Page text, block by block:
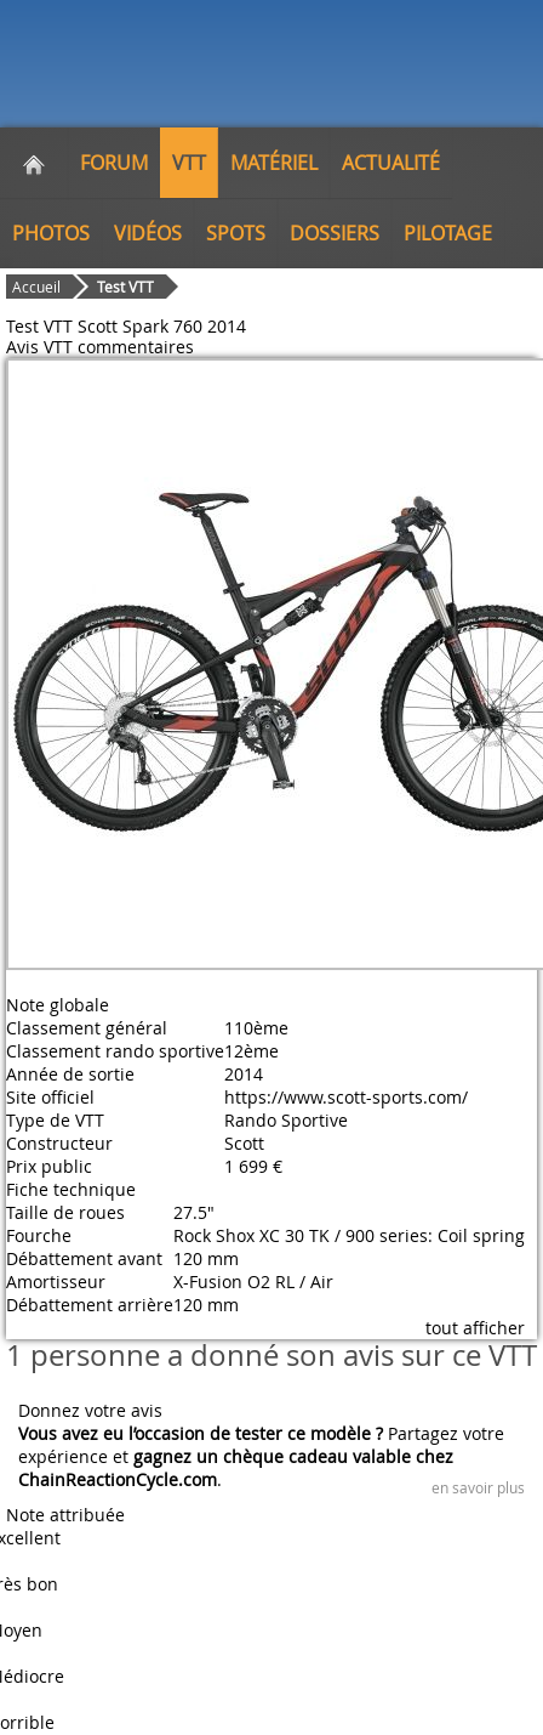
FORUM VTT MATÉRIEL ACTUALITÉ
PHOTOS VIDÉOS SPOTS DOSSIERS PILOTAGE
Accueil Test VTT
Test VTT Scott Spark 760 2014
Avis VTT commentaires
Note globale
Classement général
110ème
Classement rando sportive12ème
Année de sortie
2014
Site officiel
https://www.scott-sports.com/
Type de VTT
Rando Sportive
Constructeur
Scott
Prix public
1 699 €
Fiche technique
Taille de roues
27.5"
Fourche
Rock Shox XC 30 TK / 900 series: Coil spring
Débattement avant 120 mm
Amortisseur
X-Fusion O2 RL / Air
Débattement arrière120 mm
tout afficher
1 personne a donné son avis sur ce VTT
Donnez votre avis
Vous avez eu l’occasion de tester ce modèle ?Partagez votre
expérience et gagnez un chèque cadeau valable chez
ChainReactionCycle.com. en savoir plus
Note attribuée
bon